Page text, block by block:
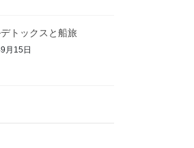
トックスと船旅
月15日